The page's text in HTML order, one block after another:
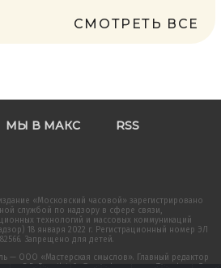
СМОТРЕТЬ ВСЕ
МЫ В МАКС RSS
«Московский часовой» зарегистрировано
службой по надзору в сфере связи,
технологий и массовых коммуникаций
18 января 2022 г. Регистрационный номер ЭЛ
Запрещено для детей.
— ООО «Мастерская смыслов». Главный редактор